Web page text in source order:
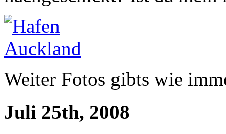
Weiter Fotos gibts wie
Juli 25th, 2008